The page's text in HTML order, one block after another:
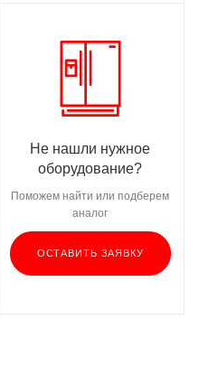
Не нашли нужное
оборудование?
Поможем найти или подберем
аналог
ОСТАВИТЬ ЗАЯВКУ